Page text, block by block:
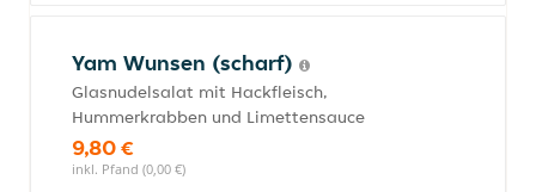
Yam Wunsen (scharf)
Glasnudelsalat mit Hackfleisch,
Hummerkrabben und Limettensauce
9,80 €
inkl. Pfand (0,00 €)